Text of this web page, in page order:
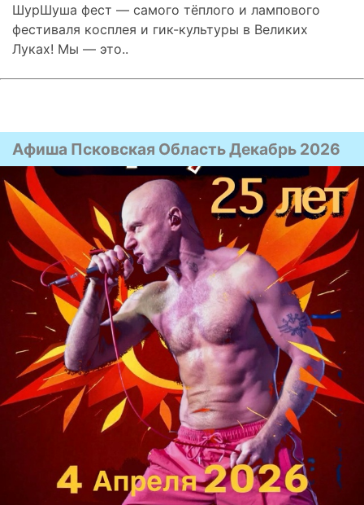
ШурШуша фест — самого тёплого и лампового
фестиваля косплея и гик-культуры в Великих
Луках! Мы — это..
Афиша Псковская Область Декабрь 2026